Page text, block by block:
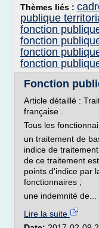
Thèmes liés :
publique
fonction
fonction
fonction
fonction
Fonction
Article détaillé :
française .
Tous les
un traitement de
indice de
de ce traitement
points d'indice par
fonctionnaires ;
une indemnité de...
Lire la suite